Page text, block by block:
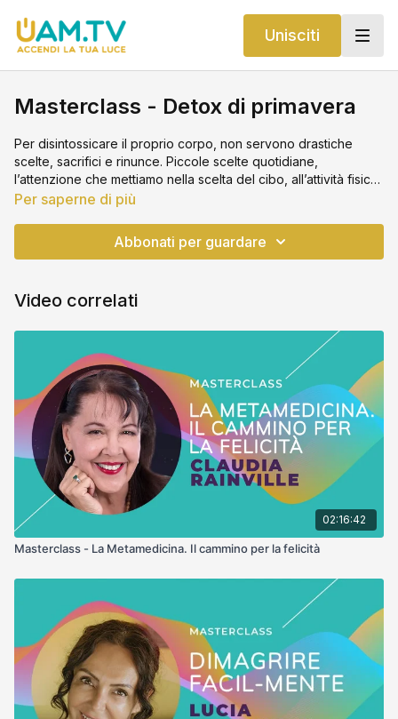
Unisciti
Masterclass - Detox di primavera
Per disintossicare il proprio corpo, non servono drastiche
scelte, sacrifici e rinunce. Piccole scelte quotidiane,
l’attenzione che mettiamo nella scelta del cibo, all’attività fisica,
tecniche di rilassamento per la mente, possono fare una
creare nuove abitudini che ci aiutano a tornare vitali, sani ed
Per saperne di più
Abbonati per guardare
Video correlati
02:16:42
Masterclass - La Metamedicina. Il cammino per la felicità